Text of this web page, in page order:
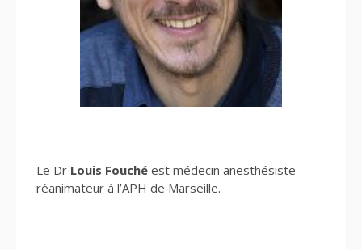
Le Dr Louis Fouché est médecin anesthésiste-
réanimateur à l’APH de Marseille.